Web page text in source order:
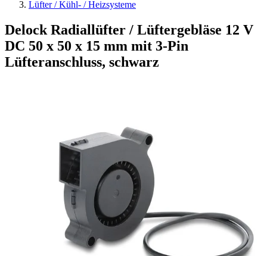
Lüfter / Kühl- / Heizsysteme
Delock Radiallüfter / Lüftergebläse 12 V
DC 50 x 50 x 15 mm mit 3-Pin
Lüfteranschluss, schwarz